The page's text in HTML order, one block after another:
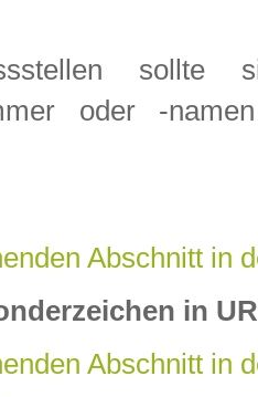
sollte
oder -
Abschnitt in
in
Abschnitt in